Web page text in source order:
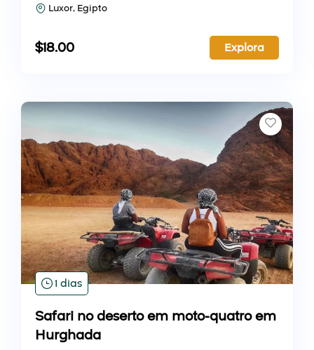
Luxor, Egipto
$18.00 Explora
1 dias
Safari no deserto em moto-quatro em
Hurghada